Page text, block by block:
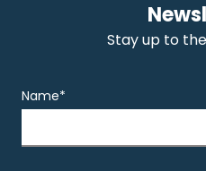
Stay up to
Name*